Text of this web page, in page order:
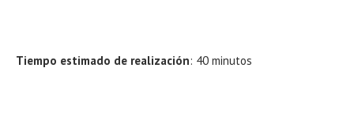
Tiempo estimado de realización: 40 minutos